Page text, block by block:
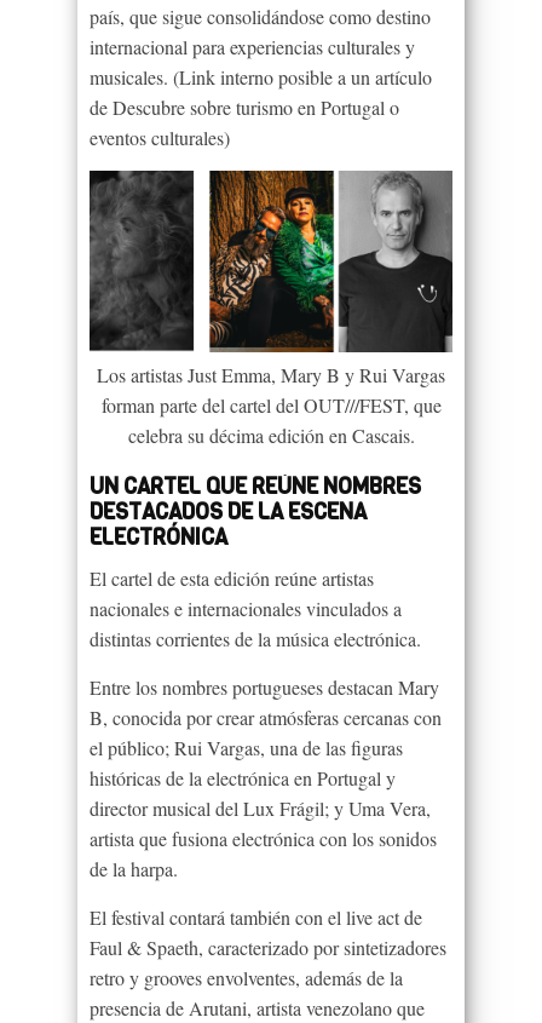
país, que sigue consolidándose como destino
internacional para experiencias culturales y
musicales. (Link interno posible a un artículo
de Descubre sobre turismo en Portugal o
eventos culturales)
Los artistas Just Emma, Mary B y Rui Vargas
forman parte del cartel del OUT///FEST, que
celebra su décima edición en Cascais.
UN CARTEL QUE REÚNE NOMBRES
DESTACADOS DE LA ESCENA
ELECTRÓNICA
El cartel de esta edición reúne artistas
nacionales e internacionales vinculados a
distintas corrientes de la música electrónica.
Entre los nombres portugueses destacan Mary
B, conocida por crear atmósferas cercanas con
el público; Rui Vargas, una de las figuras
históricas de la electrónica en Portugal y
director musical del Lux Frágil; y Uma Vera,
artista que fusiona electrónica con los sonidos
de la harpa.
El festival contará también con el live act de
Faul & Spaeth, caracterizado por sintetizadores
retro y grooves envolventes, además de la
presencia de Arutani, artista venezolano que